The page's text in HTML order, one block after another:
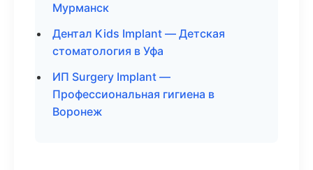
Мурманск
Дентал Kids Implant — Детская
стоматология в Уфа
ИП Surgery Implant —
Профессиональная гигиена в
Воронеж